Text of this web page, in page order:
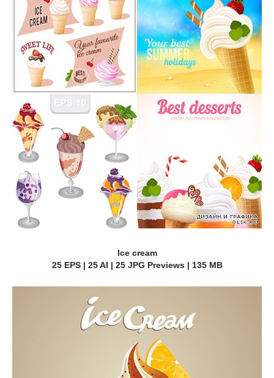
Ice cream
25 EPS | 25 AI | 25 JPG Previews | 135 MB